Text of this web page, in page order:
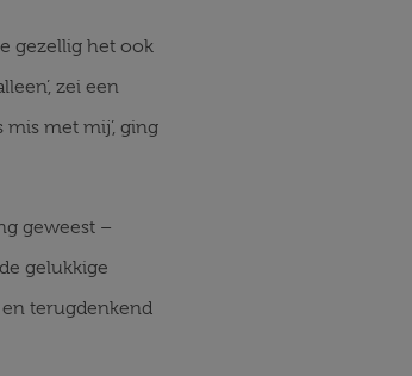
gezellig het ook
zei een
met mij’, ging
geweest –
gelukkige
en terugdenkend